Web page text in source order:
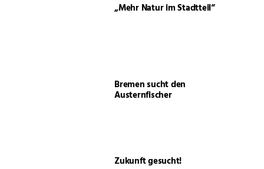
„Mehr Natur im Stadtteil“
Bremen sucht den
Austernfischer
Zukunft gesucht!